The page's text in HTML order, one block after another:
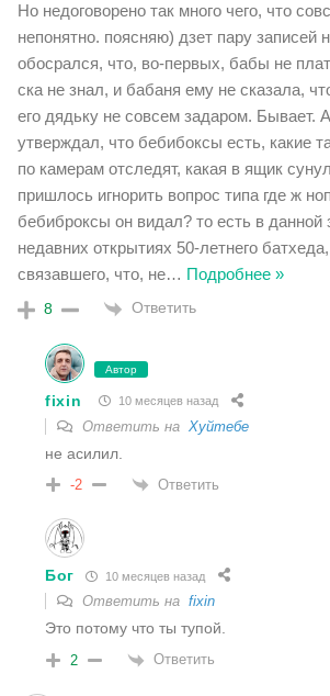
Но недоговорено так много чего, что
непонятно. поясняю) дзет пару записей
обосрался, что, во-первых, бабы не
ска не знал, и бабаня ему не сказала,
его дядьку не совсем задаром. Бывает.
утверждал, что бебибоксы есть, какие
по камерам отследят, какая в ящик
пришлось игнорить вопрос типа где ж
бебиброксы он видал? то есть в данной
недавних открытиях 50-летнего
связавшего, что, не… Подробнее »
8 Ответить
Автор
fixin 10 месяцев назад
Ответить на Хуйтебе
не асилил.
-2 Ответить
Бог 10 месяцев назад
Ответить на fixin
Это потому что ты тупой.
2 Ответить